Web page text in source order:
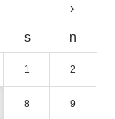
›
s n
1 2
8 9